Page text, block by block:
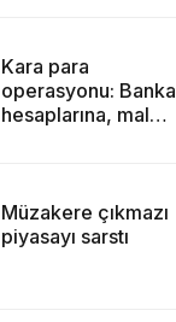
Kara para
operasyonu: Banka
hesaplarına, mal
Müzakere çıkmazı
piyasayı sarstı